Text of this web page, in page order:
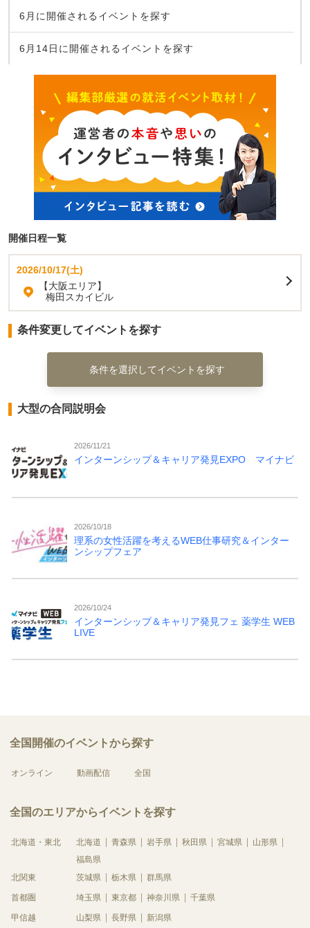
6月に開催されるイベントを探す
6月14日に開催されるイベントを探す
開催日程一覧
2026/10/17(土)
【大阪エリア】
梅田スカイビル
条件変更してイベントを探す
条件を選択してイベントを探す
大型の合同説明会
2026/11/21
インターンシップ＆キャリア発見EXPO マイナビ
2026/10/18
理系の女性活躍を考えるWEB仕事研究＆インター
ンシップフェア
2026/10/24
インターンシップ＆キャリア発見フェ 薬学生 WEB
LIVE
全国開催のイベントから探す
オンライン 動画配信 全国
全国のエリアからイベントを探す
北海道・東北 北海道 青森県 岩手県 秋田県 宮城県
山形県
福島県
北関東
茨城県 栃木県 群馬県
首都圏 埼玉県 東京都 神奈川県 千葉県
甲信越 山梨県 長野県 新潟県